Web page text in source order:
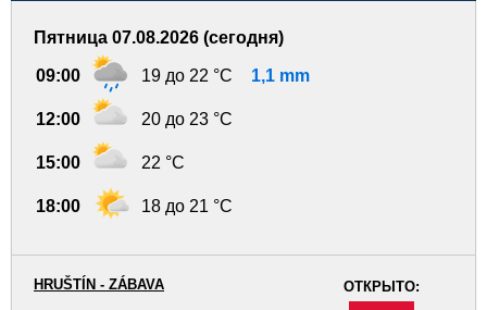
Пятница 07.08.2026 (сегодня)
09:00 19 до 22 °C 1,1 mm
12:00 20 до 23 °C
15:00 22 °C
18:00 18 до 21 °C
ОТКРЫТО:
HRUŠTÍN - ZÁBAVA